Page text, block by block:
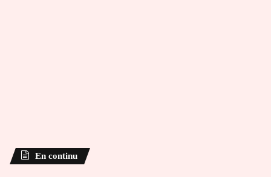
En continu